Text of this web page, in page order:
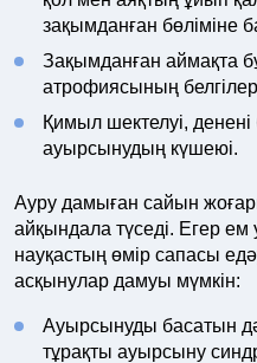
зақымданған бөліміне
Зақымданған аймақта
атрофиясының
Қимыл шектелуі, денені
ауырсынудың күшеюі.
Ауру дамыған сайын
айқындала түседі. Егер
науқастың өмір сапасы
асқынулар дамуы мүмкін:
Ауырсынуды басатын
тұрақты ауырсыну